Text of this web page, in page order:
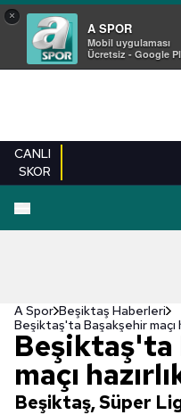
×
A SPOR
Mobil uygulaması
Ücretsiz - Google
CANLI
SKOR
A Spor Beşiktaş Haberleri
Beşiktaş'ta Başakşehir maçı
Beşiktaş'ta
maçı
Beşiktaş, Süper